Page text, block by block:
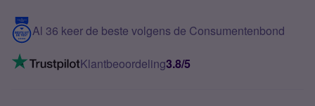
5G internet
Mobiel internet
Mobiel abonnement
Contact
VoLTE 4G bellen
Al 36 keer de beste volgens de Consumentenbond
Klantbeoordeling3.8/5